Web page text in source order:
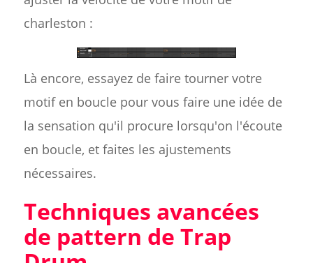
charleston :
Là encore, essayez de faire tourner votre
motif en boucle pour vous faire une idée de
la sensation qu'il procure lorsqu'on l'écoute
en boucle, et faites les ajustements
nécessaires.
Techniques avancées
de pattern de Trap